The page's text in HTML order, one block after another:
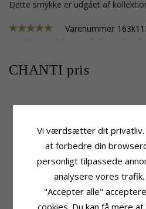
Dette smykke er udgået af
Varenummer
CHANTI pris
Hjerte
Halskæde Med Vedhæng
Kæde: Halskæde Med Vedhæng
Forgyldt Sølv
42 cm plus 3 cm forlængerkæde
Vedhæng: Vedhæng
Vi værdsætter dit privatliv.
at forbedre din
personligt tilpassede
analysere vores trafik.
"Accepter alle"
cookies. Du kan få mere